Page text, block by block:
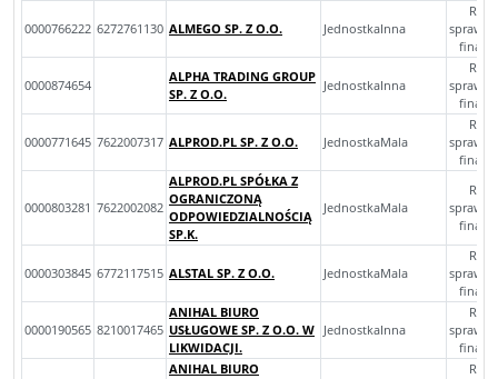
0000766222 6272761130 ALMEGO SP. Z O.O. JednostkaInna
0000874654
ALPHA TRADING GROUP
SP. Z O.O.
JednostkaInna
0000771645 7622007317 ALPROD.PL SP. Z O.O. JednostkaMala
0000803281 7622002082
ALPROD.PL SPÓŁKA Z
OGRANICZONĄ
ODPOWIEDZIALNOŚCIĄ
SP.K.
JednostkaMala
0000303845 6772117515 ALSTAL SP. Z O.O. JednostkaMala
0000190565 8210017465
ANIHAL BIURO
USŁUGOWE SP. Z O.O. W
LIKWIDACJI.
JednostkaInna
ANIHAL BIURO